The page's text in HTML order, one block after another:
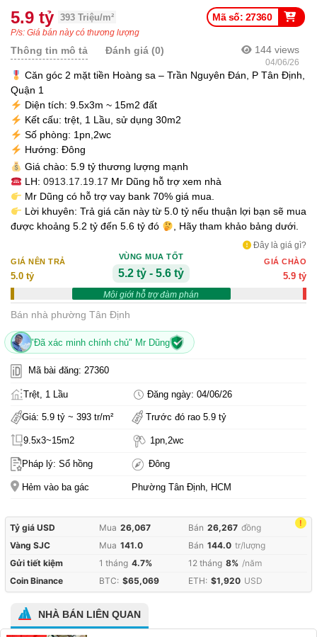
Mã số: 27360
5.9 tỷ 393 Triệu/m²
P/s: Giá bán này có thương lượng
144 views
04/06/26
Thông tin mô tả Đánh giá (0)
Căn góc 2 mặt tiền Hoàng sa – Trần Nguyên Đán, P Tân Định,
Quận 1
Diện tích: 9.5x3m ~ 15m2 đất
Kết cấu: trệt, 1 Lầu, sử dụng 30m2
Số phòng: 1pn,2wc
Hướng: Đông
Giá chào: 5.9 tỷ thương lượng mạnh
LH: 0913.17.19.17 Mr Dũng hỗ trợ xem nhà
Mr Dũng có hỗ trợ vay bank 70% giá mua.
Lời khuyên: Trả giá căn này từ 5.0 tỷ nếu thuận lợi bạn sẽ mua
được khoảng 5.2 tỷ đến 5.6 tỷ đó
, Hãy tham khảo bảng dưới.
Đây là giá gì?
GIÁ NÊN TRẢ
5.0 tỷ
VÙNG MUA TỐT
5.2 tỷ - 5.6 tỷ
Môi giới hỗ trợ đàm phán
GIÁ CHÀO
5.9 tỷ
Bán nhà phường Tân Định
"Đã xác minh chính chủ" Mr Dũng
Mã bài đăng: 27360
Trệt, 1 Lầu Đăng ngày: 04/06/26
Giá: 5.9 tỷ ~ 393 tr/m² Trước đó rao 5.9 tỷ
9.5x3~15m2 1pn,2wc
Pháp lý: Sổ hồng Đông
Hẻm vào ba gác Phường Tân Định, HCM
!
Tỷ giá USD Mua 26,067 Bán 26,267 đồng
Vàng SJC
Mua 141.0 Bán 144.0 tr/lượng
Gửi tiết kiệm
1 tháng 4.7% 12 tháng 8% /năm
Coin Binance
BTC: $65,069 ETH: $1,920 USD
NHÀ BÁN LIÊN QUAN